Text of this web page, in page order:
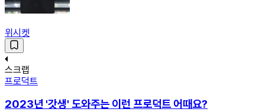
위시켓
스크랩
프로덕트
2023년 '갓생' 도와주는 이런 프로덕트 어때요?